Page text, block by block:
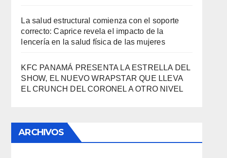
La salud estructural comienza con el soporte
correcto: Caprice revela el impacto de la
lencería en la salud física de las mujeres
KFC PANAMÁ PRESENTA LA ESTRELLA DEL
SHOW, EL NUEVO WRAPSTAR QUE LLEVA
EL CRUNCH DEL CORONEL A OTRO NIVEL
ARCHIVOS